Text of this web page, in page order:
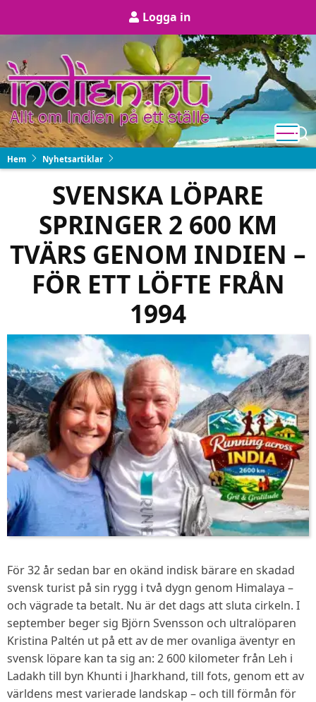
User
account
menu
Logga in
Hem Nyhetsartiklar
SVENSKA LÖPARE
SPRINGER 2 600 KM
TVÄRS GENOM INDIEN –
FÖR ETT LÖFTE FRÅN
1994
För 32 år sedan bar en okänd indisk bärare en skadad
svensk turist på sin rygg i två dygn genom Himalaya –
och vägrade ta betalt. Nu är det dags att sluta cirkeln. I
september beger sig Björn Svensson och ultralöparen
Kristina Paltén ut på ett av de mer ovanliga äventyr en
svensk löpare kan ta sig an: 2 600 kilometer från Leh i
Ladakh till byn Khunti i Jharkhand, till fots, genom ett av
världens mest varierade landskap – och till förmån för